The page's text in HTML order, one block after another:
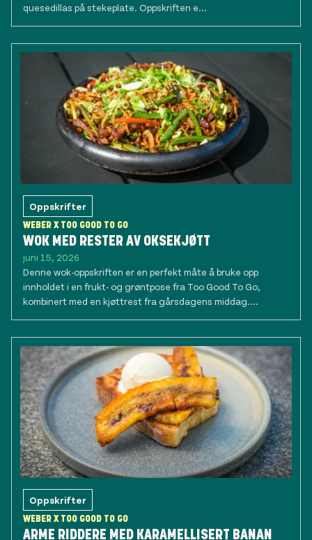
quesedillas på stekeplate. Oppskriften e...
Oppskrifter
WEBER X TOO GOOD TO GO
WOK MED RESTER AV OKSEKJØTT
juni 15, 2026
Denne wok-oppskriften er en perfekt måte å bruke opp
innholdet i en frukt- og grøntpose fra Too Good To Go,
kombinert med en kjøttrest fra gårsdagens middag....
Oppskrifter
WEBER X TOO GOOD TO GO
ARME RIDDERE MED KARAMELLISERT BANAN